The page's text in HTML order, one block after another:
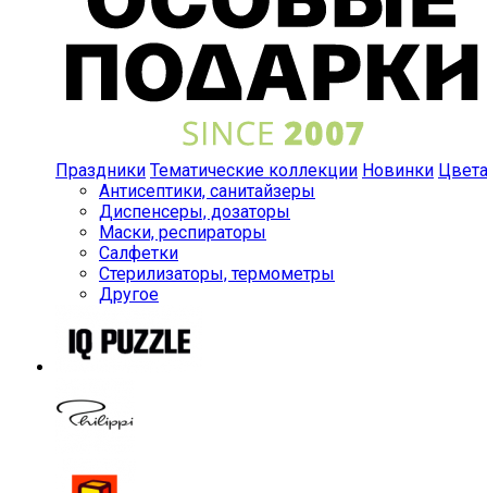
Праздники Тематические коллекции Новинки Цвета
Антисептики, санитайзеры
Диспенсеры, дозаторы
Маски, респираторы
Салфетки
Стерилизаторы, термометры
Другое